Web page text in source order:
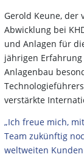
Gerold Keune,
Abwicklung bei
und Anlagen für
jährigen
Anlagenbau
verstärkte
„Ich freue mich,
Team zukünftig
weltweiten